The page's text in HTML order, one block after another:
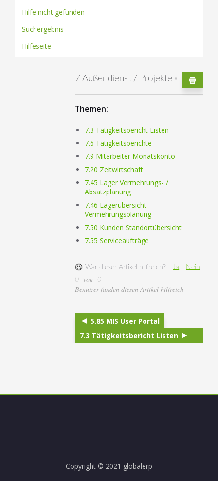
Hilfe nicht gefunden
Suchergebnis
Hilfeseite
7 Außendienst / Projekte #
Themen:
7.3 Tätigkeitsbericht Listen
7.6 Tätigkeitsberichte
7.9 Mitarbeiter Monatskonto
7.20 Zeitwirtschaft
7.45 Lager Vermehrungs- /
Absatzplanung
7.46 Lagerübersicht
Vermehrungsplanung
7.50 Kunden Standortübersicht
7.55 Serviceaufträge
War dieser Artikel hilfreich? Ja
Nein
0
von 0
Benutzer fanden diesen Artikel hilfreich
5.85 MIS User Portal
7.3 Tätigkeitsbericht Listen
Copyright © 2021 globalerp